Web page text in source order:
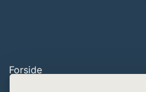
Forside